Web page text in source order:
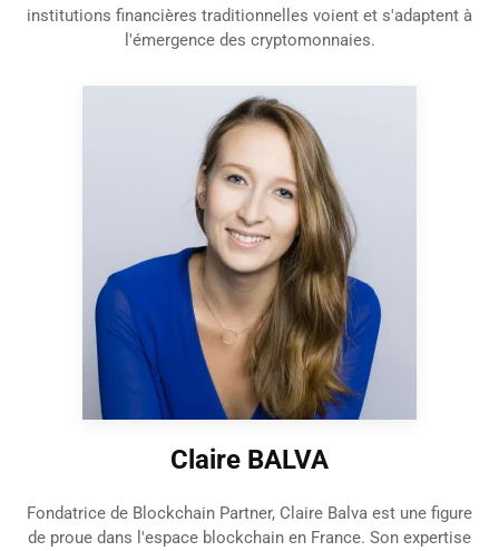
institutions financières traditionnelles voient et s'adaptent à
l'émergence des cryptomonnaies.
Claire BALVA
Fondatrice de Blockchain Partner, Claire Balva est une figure
de proue dans l'espace blockchain en France. Son expertise